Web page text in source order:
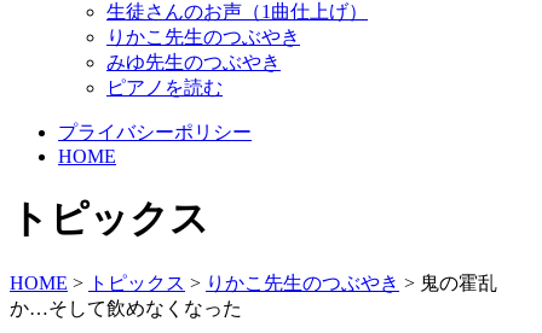
生徒さんのお声（1曲仕上げ）
りかこ先生のつぶやき
みゆ先生のつぶやき
ピアノを読む
プライバシーポリシー
HOME
トピックス
HOME > トピックス > りかこ先生のつぶやき > 鬼の霍乱
か…そして飲めなくなった